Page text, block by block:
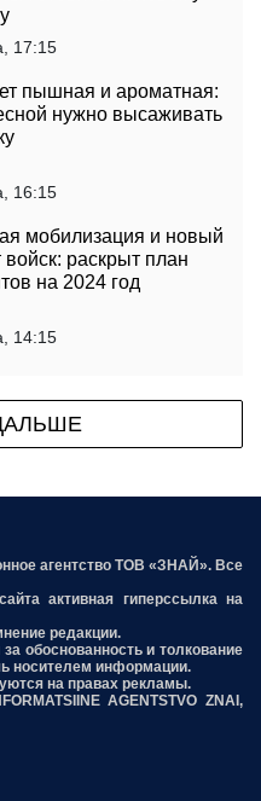
17:15
пышная и ароматная:
нужно высаживать
16:15
мобилизация и новый
раскрыт план
на 2024 год
14:15
агентство ТОВ «ЗНАЙ». Все
активная гиперссылка на
редакции.
обоснованность и толкование
носителем информации.
на правах рекламы.
AGENTSTVO ZNAI,